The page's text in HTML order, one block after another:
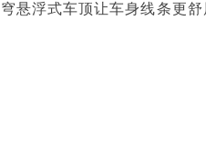
悬浮式车顶让车身线条更